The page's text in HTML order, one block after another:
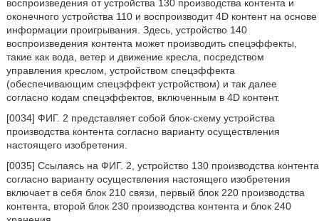
воспроизведения от устройства 130 производства контента и
оконечного устройства 110 и воспроизводит 4D контент на основе
информации проигрывания. Здесь, устройство 140
воспроизведения контента может производить спецэффекты,
такие как вода, ветер и движение кресла, посредством
управления креслом, устройством спецэффекта
(обеспечивающим спецэффект устройством) и так далее
согласно кодам спецэффектов, включенным в 4D контент.
[0034] ФИГ. 2 представляет собой блок-схему устройства
производства контента согласно варианту осуществления
настоящего изобретения.
[0035] Ссылаясь на ФИГ. 2, устройство 130 производства контента
согласно варианту осуществления настоящего изобретения
включает в себя блок 210 связи, первый блок 220 производства
контента, второй блок 230 производства контента и блок 240